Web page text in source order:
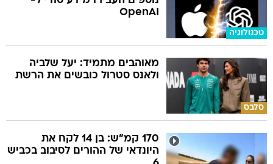
טכנולוגיה
OpenAI
סלבס
מאוהבים מתמיד: יעל שלביה
ולאנס סטרול כובשים את הרשת
170 קמ"ש: בן 14 לקח את
היונדאי של ההורים לסיבוב בכביש